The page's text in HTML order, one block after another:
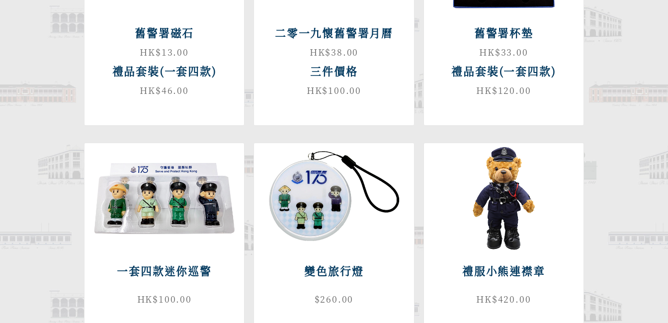
舊警署磁石
HK$13.00
禮品套裝(一套四款)
HK$46.00
二零一九懷舊警署月曆
HK$38.00
三件價格
HK$100.00
舊警署杯墊
HK$33.00
禮品套裝(一套四款)
HK$120.00
一套四款迷你巡警
HK$100.00
變色旅行燈
$260.00
禮服小熊連襟章
HK$420.00